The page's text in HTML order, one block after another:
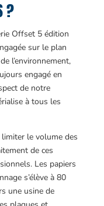
?
Offset 5 édition
sur le plan
l’environnement,
engagé en
de notre
à tous les
limiter le volume des
de ces
Les papiers
s’élève à 80
une usine de